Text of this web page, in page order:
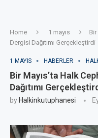
Home 1 mayıs
Dergisi Dağıtımı Gerçekleştirdi
1 MAYIS HABERLER
Bir Mayıs’ta Halk
Dağıtımı
by Halkinkutuphanesi